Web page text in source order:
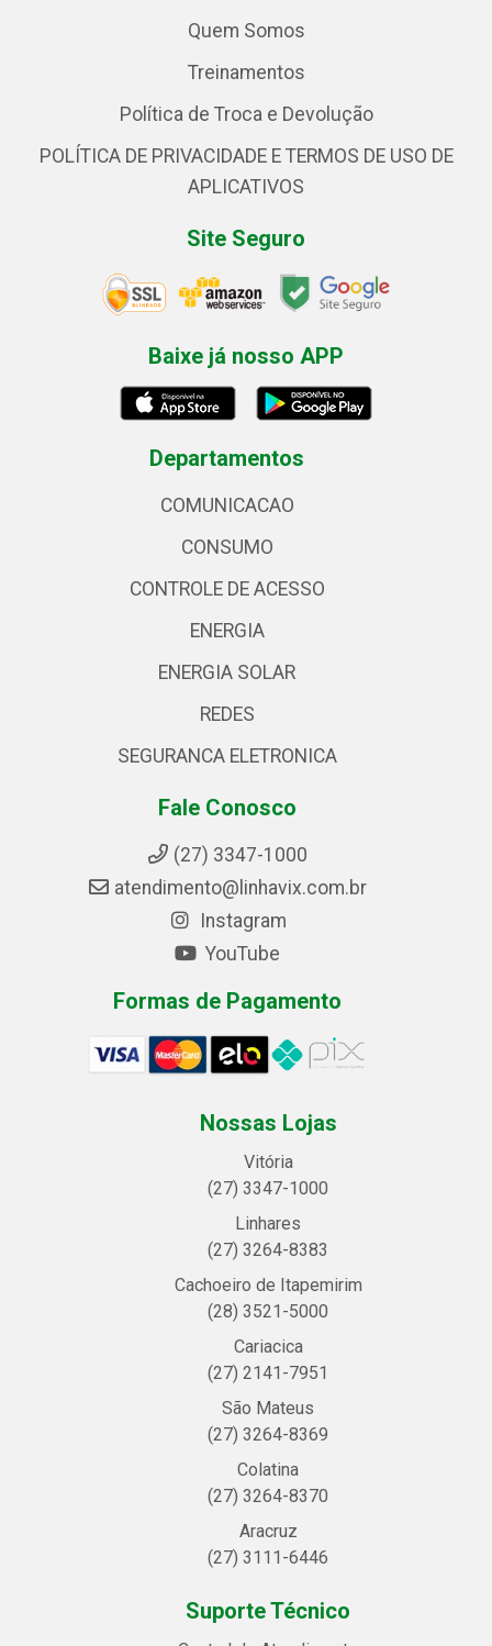
Quem Somos
Treinamentos
Política de Troca e Devolução
POLÍTICA DE PRIVACIDADE E TERMOS DE USO DE
APLICATIVOS
Site Seguro
Baixe já nosso APP
Departamentos
COMUNICACAO
CONSUMO
CONTROLE DE ACESSO
ENERGIA
ENERGIA SOLAR
REDES
SEGURANCA ELETRONICA
Fale Conosco
(27) 3347-1000
atendimento@linhavix.com.br
Instagram
YouTube
Formas de Pagamento
Nossas Lojas
Vitória
(27) 3347-1000
Linhares
(27) 3264-8383
Cachoeiro de Itapemirim
(28) 3521-5000
Cariacica
(27) 2141-7951
São Mateus
(27) 3264-8369
Colatina
(27) 3264-8370
Aracruz
(27) 3111-6446
Suporte Técnico